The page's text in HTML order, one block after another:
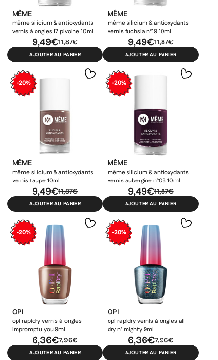
MÊME
même silicium & antioxydants
vernis à ongles 17 pivoine 10ml
11,87€
9,49€
AJOUTER AU PANIER
MÊME
même silicium & antioxydants
vernis fuchsia n°19 10ml
11,87€
9,49€
AJOUTER AU PANIER
-20%
MÊME
même silicium & antioxydants
vernis taupe 10ml
11,87€
9,49€
AJOUTER AU PANIER
-20%
MÊME
même silicium & antioxydants
vernis aubergine n°08 10ml
11,87€
9,49€
AJOUTER AU PANIER
-20%
OPI
opi rapidry vernis à ongles
impromptu you 9ml
7,96€
6,36€
AJOUTER AU PANIER
-20%
OPI
opi rapidry vernis à ongles all
dry n' mighty 9ml
7,96€
6,36€
AJOUTER AU PANIER